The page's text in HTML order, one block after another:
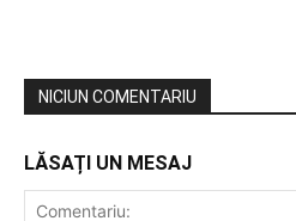
NICIUN COMENTARIU
LĂSAȚI UN MESAJ